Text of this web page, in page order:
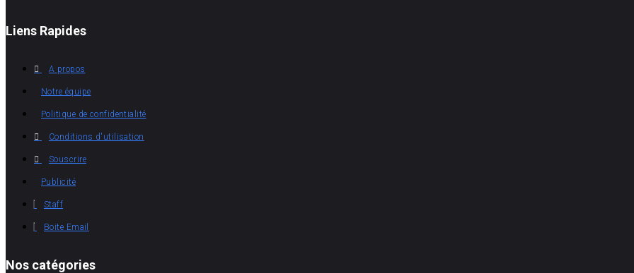
Liens Rapides
A propos
Notre équipe
Politique de confidentialité
Conditions d'utilisation
Souscrire
Publicité
Staff
Boite Email
Nos catégories